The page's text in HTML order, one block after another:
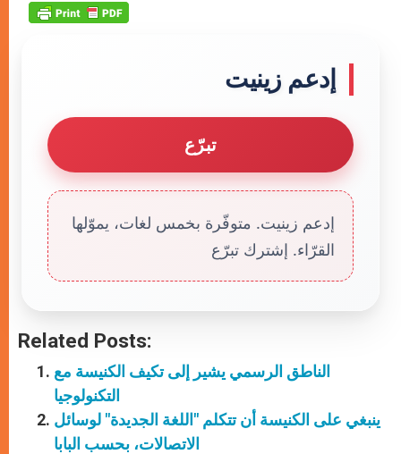
إدعم زينيت
تبرّع
إدعم زينيت. متوفّرة بخمس لغات، يموّلها
القرّاء. إشترك تبرّع
Related Posts:
الناطق الرسمي يشير إلى تكيف الكنيسة مع
التكنولوجيا
ينبغي على الكنيسة أن تتكلم "اللغة الجديدة" لوسائل
الاتصالات، بحسب البابا